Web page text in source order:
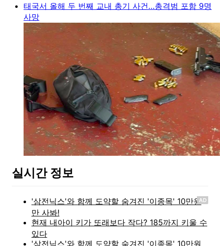
태국서 올해 두 번째 교내 총기 사건…총격범 포함 9명
사망
실시간 정보
AD